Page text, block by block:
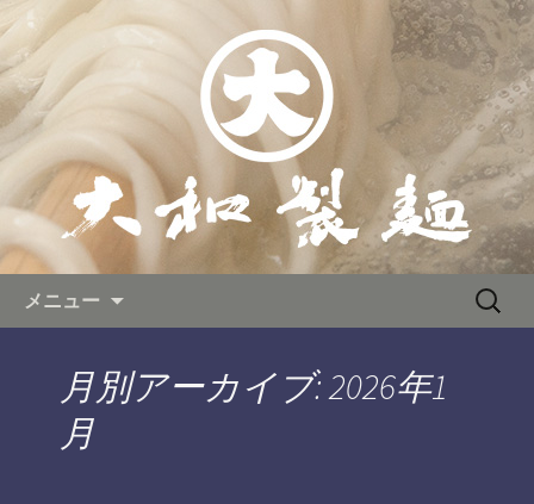
広島駅から徒歩３分!本格うど
んをセルフでご提供。「大和製
麺」の公式ブログ
広島の新熟成うどんが自慢の「大和製
麺」は広島駅南口から徒歩３分のエキ
ニシにございます。つるつる、もちも
ちの熟成うどんとこだわりの黄金ダシ
が自慢です。気軽に食べれるセルフス
タイルで学生さんからサラリーマンま
で大人気！季節のうどんもお見逃しな
く！
メニュー
検
月別アーカイブ: 2026年1
月